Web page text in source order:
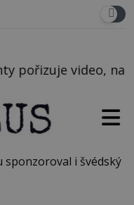
před jeho
i švédský